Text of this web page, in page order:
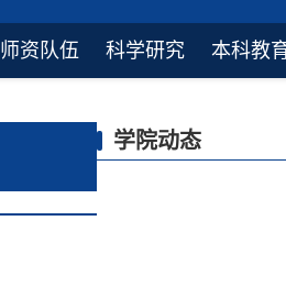
师资队伍 科学研究 本科教
学院动态